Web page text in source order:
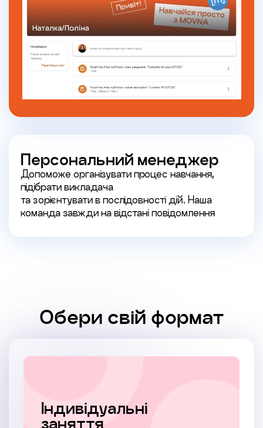
Персональний менеджер
Допоможе організувати процес навчання,
підібрати викладача
та зорієнтувати в послідовності дій. Наша
команда завжди на відстані повідомлення
Обери свій формат
Індивідуальні
заняття